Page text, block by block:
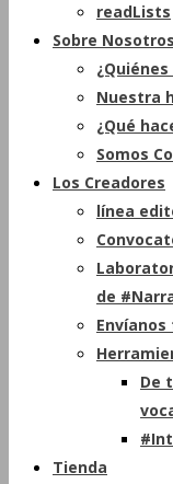
readLists
Sobre Nosotros
Nuestra
¿Qué
Somos
Los Creadores
línea
de
De
Tienda